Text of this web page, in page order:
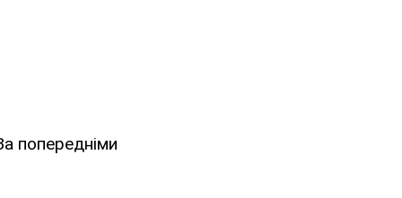
попередніми